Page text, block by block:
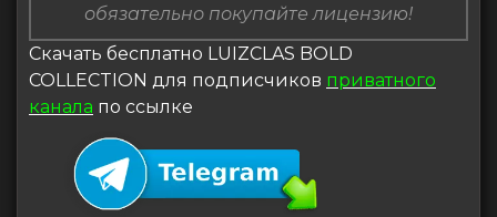
обязательно покупайте лицензию!
Скачать бесплатно LUIZCLAS BOLD
COLLECTION для подписчиков приватного
канала по ссылке